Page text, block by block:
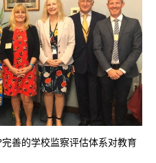
善的学校监察评估体系对教育